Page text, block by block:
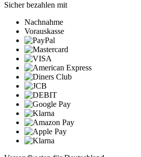
Sicher bezahlen mit
Nachnahme
Vorauskasse